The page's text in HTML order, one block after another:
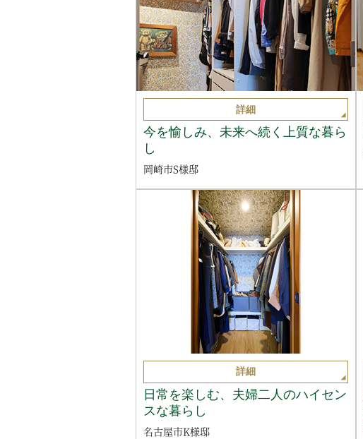
詳細
今を愉しみ、未来へ続く上質な暮ら
し
岡崎市S様邸
詳細
日常を楽しむ、夫婦二人のハイセン
スな暮らし
名古屋市K様邸